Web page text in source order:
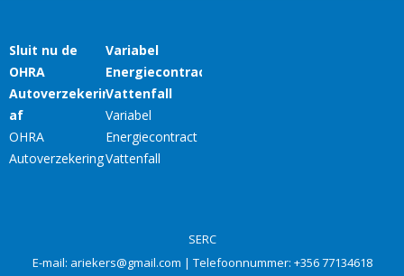
SERC
E-mail: ariekers@gmail.com | Telefoonnummer: +356 77134618